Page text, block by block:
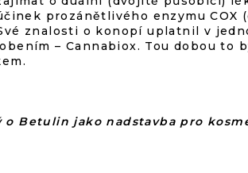
prozánětlivého enzymu COX
znalosti o konopí uplatnil v
– Cannabiox. Tou dobou
o Betulin jako nadstavba pro